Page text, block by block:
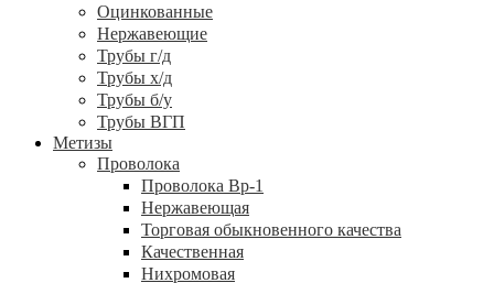
Оцинкованные
Нержавеющие
Трубы г/д
Трубы х/д
Трубы б/у
Трубы ВГП
Метизы
Проволока
Проволока Вр-1
Нержавеющая
Торговая обыкновенного качества
Качественная
Нихромовая